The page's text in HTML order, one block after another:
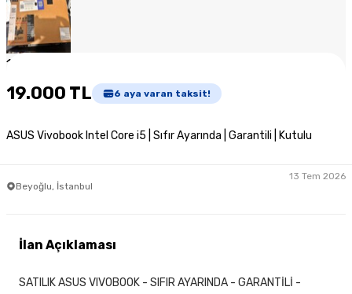
1
19.000 TL 6 aya varan taksit!
ASUS Vivobook Intel Core i5 | Sıfır Ayarında | Garantili | Kutulu
Beyoğlu, İstanbul
13 Tem 2026
İlan Açıklaması
SATILIK ASUS VIVOBOOK - SIFIR AYARINDA - GARANTİLİ -